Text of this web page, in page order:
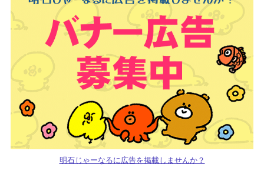
明石じゃーなるに広告を掲載しませんか？